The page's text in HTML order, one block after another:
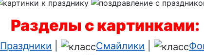
Разделы с картинками:
Праздники Смайлики